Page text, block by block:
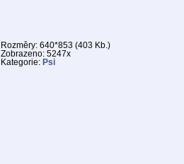
Rozměry: 640*853 (403 Kb.)
Zobrazeno: 5247x
Kategorie: Psi